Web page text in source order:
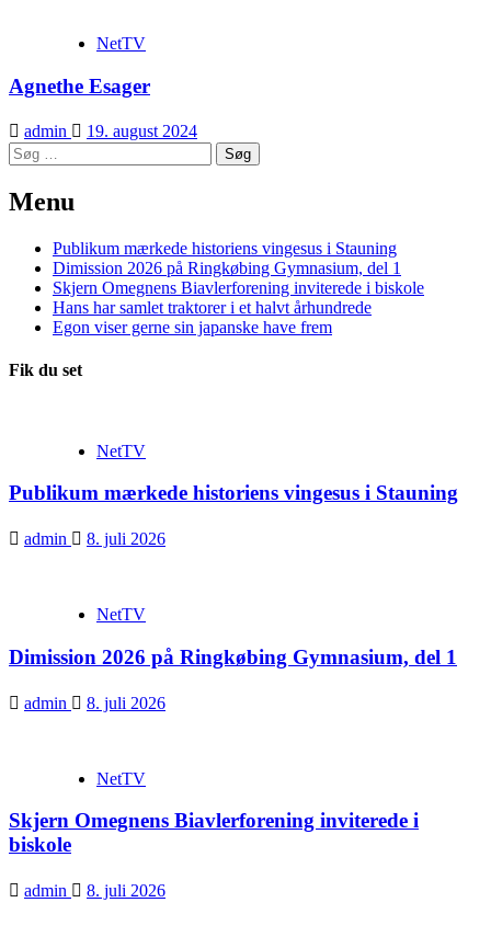
NetTV
Agnethe Esager
admin
19. august 2024
Søg
efter:
Menu
Publikum mærkede historiens vingesus i Stauning
Dimission 2026 på Ringkøbing Gymnasium, del 1
Skjern Omegnens Biavlerforening inviterede i biskole
Hans har samlet traktorer i et halvt århundrede
Egon viser gerne sin japanske have frem
Fik du set
NetTV
Publikum mærkede historiens vingesus i Stauning
admin 8. juli 2026
NetTV
Dimission 2026 på Ringkøbing Gymnasium, del 1
admin 8. juli 2026
NetTV
Skjern Omegnens Biavlerforening inviterede i
biskole
admin 8. juli 2026